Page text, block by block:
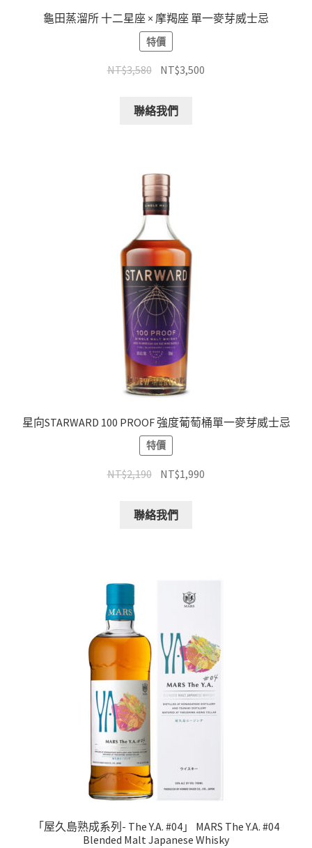
龜田蒸溜所 十二星座 × 摩羯座 單一麥芽威士忌
特價
NT$3,580 NT$3,500
聯絡我們
星向STARWARD 100 PROOF 強度葡萄桶單一麥芽威士忌
特價
NT$2,190 NT$1,990
聯絡我們
「屋久島熟成系列- The Y.A. #04」 MARS The Y.A. #04
Blended Malt Japanese Whisky